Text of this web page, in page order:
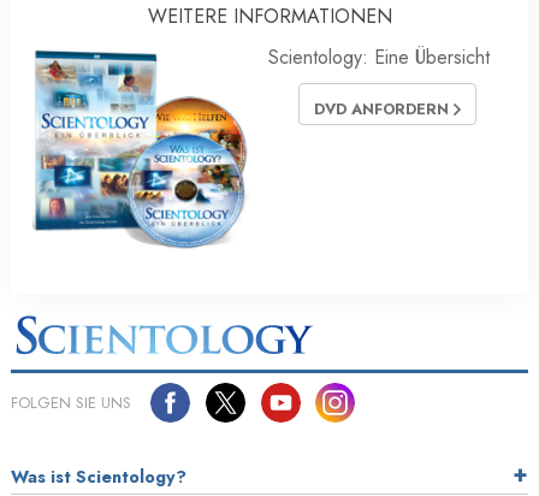
WEITERE INFORMATIONEN
Scientology: Eine Übersicht
DVD ANFORDERN
FOLGEN SIE UNS
Was ist Scientology?